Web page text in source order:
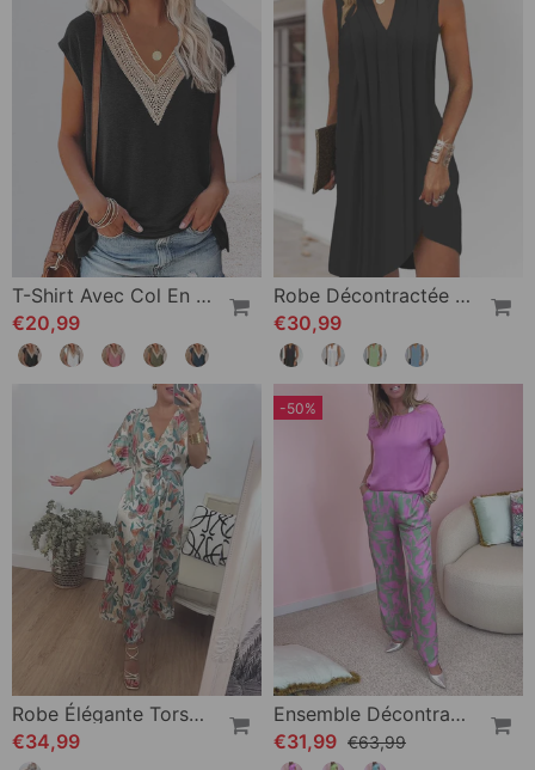
T-Shirt Avec Col En V Et Dentelle
€20,99
Robe Décontractée Sans Manches À Col En V
€30,99
Robe Élégante Torsadée À Col En V Et Imprimé Botanique
€34,99
-50%
Ensemble Décontracté Imprimé Avec Poches Et Manches Courtes
€31,99 €63,99